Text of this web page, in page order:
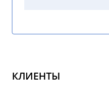
КЛИЕНТЫ